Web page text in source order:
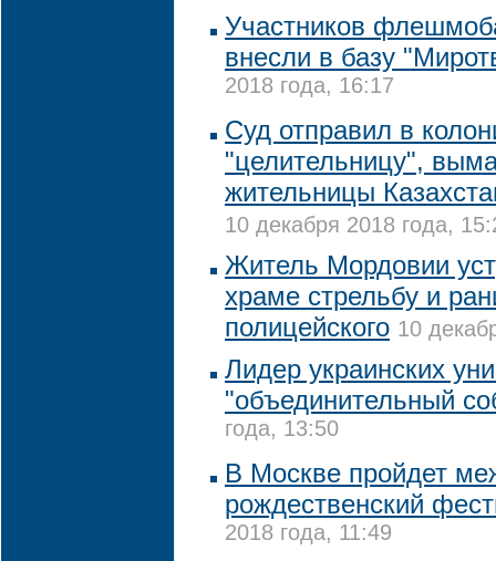
Участников
внесли в базу
2018 года, 16:17
Суд отправил в
"целительницу",
жительницы
10 декабря 2018 года,
Житель Мордовии
храме стрельбу и
полицейского 10
Лидер украинских
"объединительный
года, 13:50
В Москве пройдет
рождественский
2018 года, 11:49